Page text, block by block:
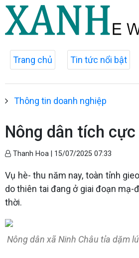
Trang chủ Tin tức nổi bật
Thông tin doanh nghiệp
Nông dân tích
Thanh Hoa | 15/07/2025 07:33
Vụ hè- thu năm nay, toàn tỉnh
do thiên tai đang ở giai đoạn
thời.
Nông dân xã Ninh Châu tỉa dặm